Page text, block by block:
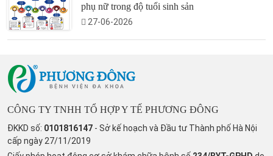
phụ nữ trong độ tuổi sinh sản
27-06-2026
CÔNG TY TNHH TỔ HỢP Y TẾ PHƯƠNG ĐÔNG
ĐKKD số: 0101816147 - Sở kế hoạch và Đầu tư Thành phố Hà Nội
cấp ngày 27/11/2019